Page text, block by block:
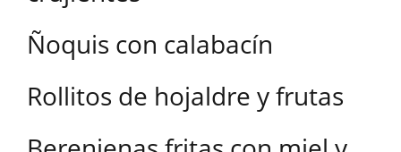
Ñoquis con calabacín
Rollitos de hojaldre y frutas